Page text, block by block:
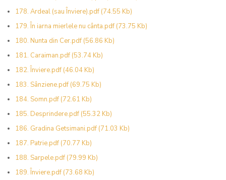
178. Ardeal (sau Înviere).pdf (74.55 Kb)
179. În iarna mierlele nu cânta.pdf (73.75 Kb)
180. Nunta din Cer.pdf (56.86 Kb)
181. Caraiman.pdf (53.74 Kb)
182. Înviere.pdf (46.04 Kb)
183. Sânziene.pdf (69.75 Kb)
184. Somn.pdf (72.61 Kb)
185. Desprindere.pdf (55.32 Kb)
186. Gradina Getsimani.pdf (71.03 Kb)
187. Patrie.pdf (70.77 Kb)
188. Sarpele.pdf (79.99 Kb)
189. Înviere.pdf (73.68 Kb)